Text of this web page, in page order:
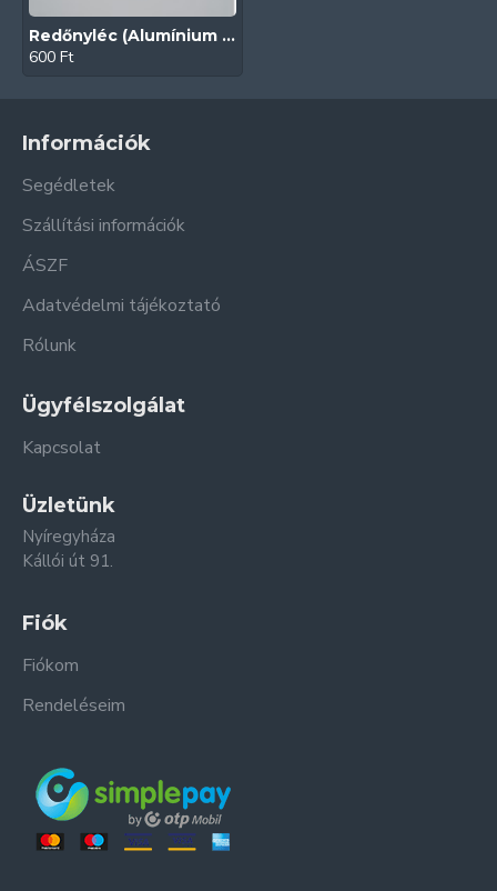
Redőnyléc (Alumínium | 39 mm | Bézs)
600 Ft
Információk
Segédletek
Szállítási információk
ÁSZF
Adatvédelmi tájékoztató
Rólunk
Ügyfélszolgálat
Kapcsolat
Üzletünk
Nyíregyháza
Kállói út 91.
Fiók
Fiókom
Rendeléseim